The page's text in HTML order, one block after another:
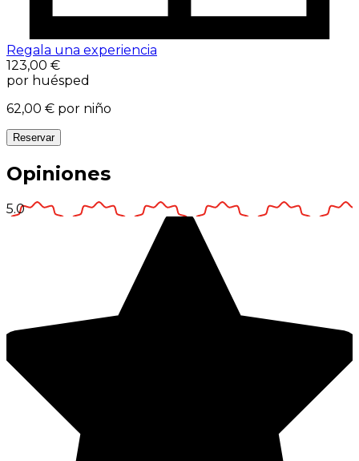
Regala una experiencia
123,00 €
por huésped
62,00 € por niño
Reservar
Opiniones
5.0